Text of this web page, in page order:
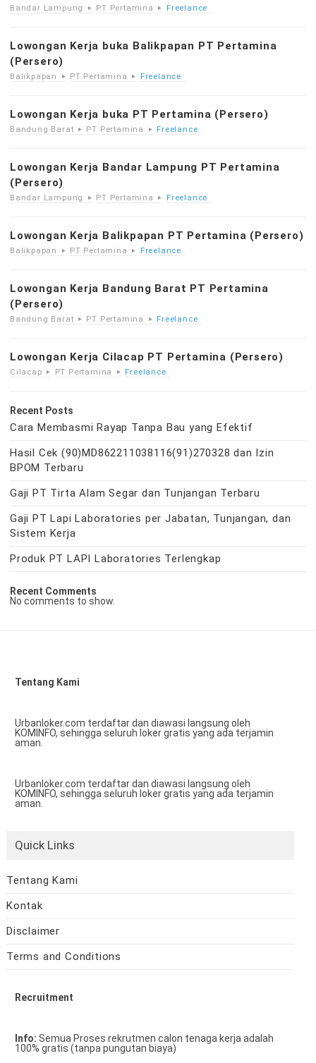
Bandar Lampung PT Pertamina Freelance
Lowongan Kerja buka Balikpapan PT Pertamina
(Persero)
Balikpapan PT Pertamina Freelance
Lowongan Kerja buka PT Pertamina (Persero)
Bandung Barat PT Pertamina Freelance
Lowongan Kerja Bandar Lampung PT Pertamina
(Persero)
Bandar Lampung PT Pertamina Freelance
Lowongan Kerja Balikpapan PT Pertamina (Persero)
Balikpapan PT Pertamina Freelance
Lowongan Kerja Bandung Barat PT Pertamina
(Persero)
Bandung Barat PT Pertamina Freelance
Lowongan Kerja Cilacap PT Pertamina (Persero)
Cilacap PT Pertamina Freelance
Recent Posts
Cara Membasmi Rayap Tanpa Bau yang Efektif
Hasil Cek (90)MD862211038116(91)270328 dan Izin
BPOM Terbaru
Gaji PT Tirta Alam Segar dan Tunjangan Terbaru
Gaji PT Lapi Laboratories per Jabatan, Tunjangan, dan
Sistem Kerja
Produk PT LAPI Laboratories Terlengkap
Recent Comments
No comments to show.
Tentang Kami
Urbanloker.com terdaftar dan diawasi langsung oleh
KOMINFO, sehingga seluruh loker gratis yang ada terjamin
aman.
Urbanloker.com terdaftar dan diawasi langsung oleh
KOMINFO, sehingga seluruh loker gratis yang ada terjamin
aman.
Quick Links
Tentang Kami
Kontak
Disclaimer
Terms and Conditions
Recruitment
Info: Semua Proses rekrutmen calon tenaga kerja adalah
100% gratis (tanpa pungutan biaya)